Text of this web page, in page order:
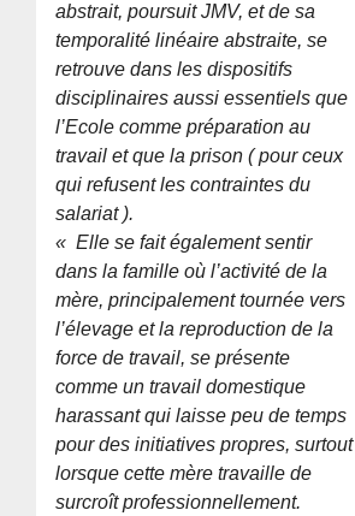
abstrait, poursuit JMV, et de sa
temporalité linéaire abstraite, se
retrouve dans les dispositifs
disciplinaires aussi essentiels que
l’Ecole comme préparation au
travail et que la prison ( pour ceux
qui refusent les contraintes du
salariat ).
« Elle se fait également sentir
dans la famille où l’activité de la
mère, principalement tournée vers
l’élevage et la reproduction de la
force de travail, se présente
comme un travail domestique
harassant qui laisse peu de temps
pour des initiatives propres, surtout
lorsque cette mère travaille de
surcroît professionnellement.